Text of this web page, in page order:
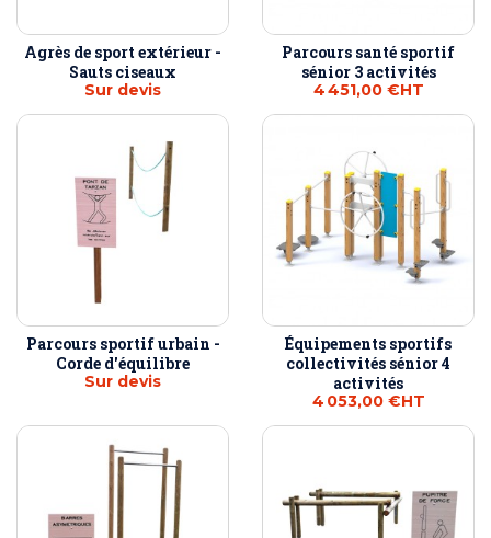
Agrès de sport extérieur -
Sauts ciseaux
Sur devis
Parcours santé sportif
sénior 3 activités
4 451,00 €HT
Parcours sportif urbain -
Corde d'équilibre
Sur devis
Équipements sportifs
collectivités sénior 4
activités
4 053,00 €HT